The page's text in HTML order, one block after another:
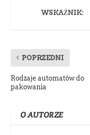
WSKAŹNIK:
POPRZEDNI
Rodzaje automatów do
pakowania
O AUTORZE